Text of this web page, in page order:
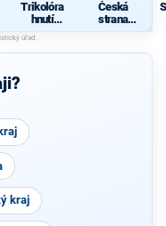
Trikolóra
hnutí
občanů
Česká
strana
sociálně
cká
kraj